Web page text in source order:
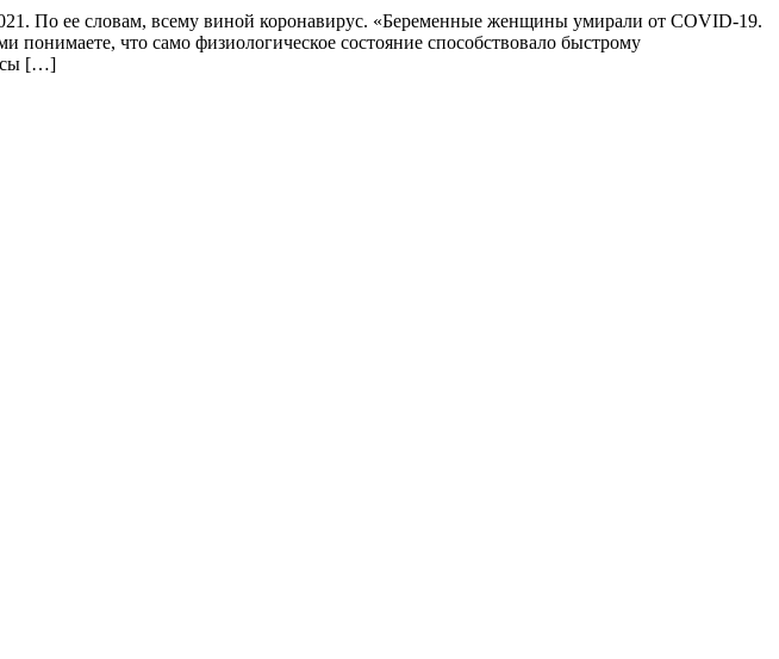
По ее словам, всему виной коронавирус. «Беременные женщины умирали от COVID-19.
что само физиологическое состояние способствовало быстрому
[…]